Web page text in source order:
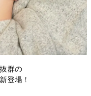
群の
登場！